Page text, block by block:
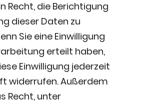
Recht, die Berichtigung
dieser Daten zu
Sie eine Einwilligung
erteilt haben,
Einwilligung jederzeit
widerrufen. Außerdem
Recht, unter